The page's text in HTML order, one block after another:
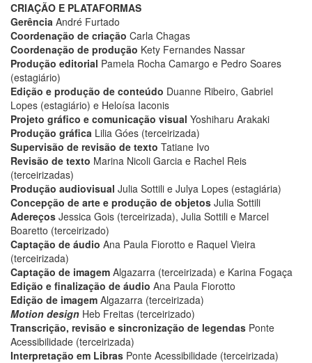
CRIAÇÃO E PLATAFORMAS
Gerência André Furtado
Coordenação de criação Carla Chagas
Coordenação de produção Kety Fernandes Nassar
Produção editorial Pamela Rocha Camargo e Pedro Soares
(estagiário)
Edição e produção de conteúdo Duanne Ribeiro, Gabriel
Lopes (estagiário) e Heloísa Iaconis
Projeto gráfico e comunicação visual Yoshiharu Arakaki
Produção gráfica Lilia Góes (terceirizada)
Supervisão de revisão de texto Tatiane Ivo
Revisão de texto Marina Nicoli Garcia e Rachel Reis
(terceirizadas)
Produção audiovisual Julia Sottili e Julya Lopes (estagiária)
Concepção de arte e produção de objetos Julia Sottili
Adereços Jessica Gois (terceirizada), Julia Sottili e Marcel
Boaretto (terceirizado)
Captação de áudio Ana Paula Fiorotto e Raquel Vieira
(terceirizada)
Captação de imagem Algazarra (terceirizada) e Karina Fogaça
Edição e finalização de áudio Ana Paula Fiorotto
Edição de imagem Algazarra (terceirizada)
Motion design Heb Freitas (terceirizado)
Transcrição, revisão e sincronização de legendas Ponte
Acessibilidade (terceirizada)
Interpretação em Libras Ponte Acessibilidade (terceirizada)